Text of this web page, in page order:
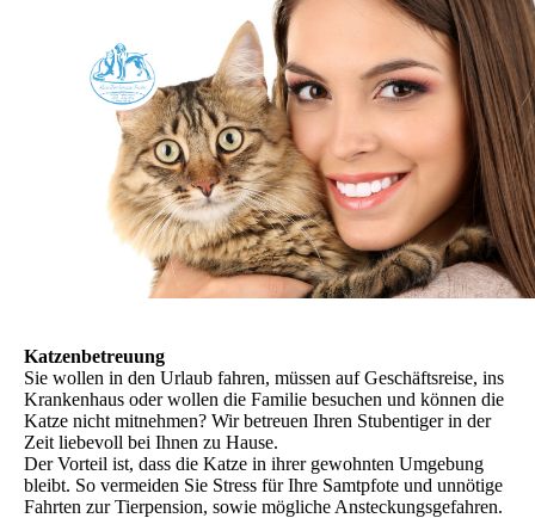
Katzenbetreuung
Sie wollen in den Urlaub fahren, müssen auf Geschäftsreise, ins
Krankenhaus oder wollen die Familie besuchen und können die
Katze nicht mitnehmen? Wir betreuen Ihren Stubentiger in der
Zeit liebevoll bei Ihnen zu Hause.
Der Vorteil ist, dass die Katze in ihrer gewohnten Umgebung
bleibt. So vermeiden Sie Stress für Ihre Samtpfote und unnötige
Fahrten zur Tierpension, sowie mögliche Ansteckungsgefahren.